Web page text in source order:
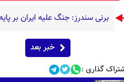
برنی سندرز: جنگ علیه ایران بر
خبر بعد
گذاری :